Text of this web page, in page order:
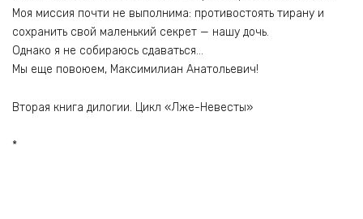
Моя миссия почти не выполнима: противостоять тирану и
сохранить свой маленький секрет — нашу дочь.
Однако я не собираюсь сдаваться…
Мы еще повоюем, Максимилиан Анатольевич!
Вторая книга дилогии. Цикл «Лже-Невесты»
*